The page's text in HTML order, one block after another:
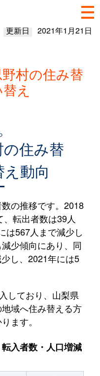
更新日 2021年1月21日
村の住み替
え
の住み替
動向
の推移です。2018
転出者数は39人
は567人まで減少し
少傾向にあり、同
し、2021年には5
しており、山梨県
域へ住み替える方
ます。
入者数・人口増減